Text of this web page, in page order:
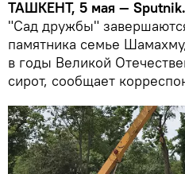
ТАШКЕНТ, 5 мая — Sputnik.
"Сад дружбы"
памятника семье
в годы Великой
сирот, сообщает